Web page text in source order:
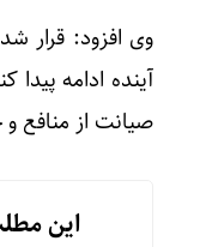
وی افزود: قرار
آینده ادامه پیدا
صیانت از منافع
این